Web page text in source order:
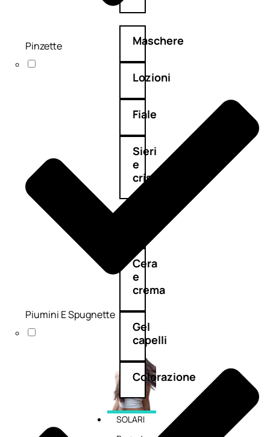
Maschere
Lozioni
Fiale
Sieri
e
cristalli
Spray
Cera
e
crema
Gel
capelli
Colorazione
SOLARI
Pinzette
Piumini E Spugnette